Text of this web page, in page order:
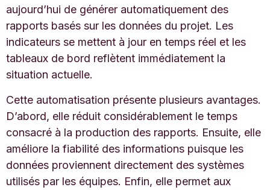
aujourd’hui de générer automatiquement des
rapports basés sur les données du projet. Les
indicateurs se mettent à jour en temps réel et les
tableaux de bord reflètent immédiatement la
situation actuelle.
Cette automatisation présente plusieurs avantages.
D’abord, elle réduit considérablement le temps
consacré à la production des rapports. Ensuite, elle
améliore la fiabilité des informations puisque les
données proviennent directement des systèmes
utilisés par les équipes. Enfin, elle permet aux